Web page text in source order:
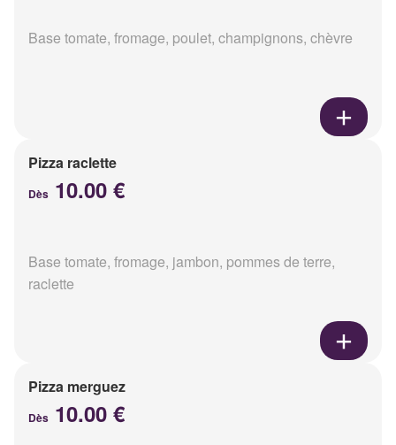
Base tomate, fromage, poulet, champignons, chèvre
Pizza raclette
Dès 10.00 €
Base tomate, fromage, jambon, pommes de terre,
raclette
Pizza merguez
Dès 10.00 €